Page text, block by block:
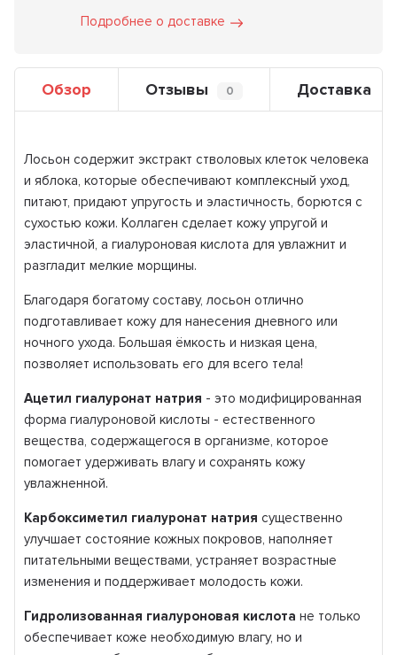
Подробнее о доставке
Обзор Отзывы 0 Доставка
Лосьон содержит экстракт стволовых клеток человека
и яблока, которые обеспечивают комплексный уход,
питают, придают упругость и эластичность, борются с
сухостью кожи. Коллаген сделает кожу упругой и
эластичной, а гиалуроновая кислота для увлажнит и
разгладит мелкие морщины.
Благодаря богатому составу, лосьон отлично
подготавливает кожу для нанесения дневного или
ночного ухода. Большая ёмкость и низкая цена,
позволяет использовать его для всего тела!
Ацетил гиалуронат натрия - это модифицированная
форма гиалуроновой кислоты - естественного
вещества, содержащегося в организме, которое
помогает удерживать влагу и сохранять кожу
увлажненной.
Карбоксиметил гиалуронат натрия существенно
улучшает состояние кожных покровов, наполняет
питательными веществами, устраняет возрастные
изменения и поддерживает молодость кожи.
Гидролизованная гиалуроновая кислота не только
обеспечивает коже необходимую влагу, но и